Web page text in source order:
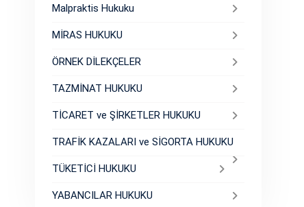
Malpraktis Hukuku
MİRAS HUKUKU
ÖRNEK DİLEKÇELER
TAZMİNAT HUKUKU
TİCARET ve ŞİRKETLER HUKUKU
TRAFİK KAZALARI ve SİGORTA HUKUKU
TÜKETİCİ HUKUKU
YABANCILAR HUKUKU